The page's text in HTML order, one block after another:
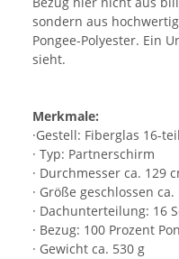
sondern aus
Pongee-Polyester. Ein
sieht.
Merkmale:
·Gestell: Fiberglas 16-
· Typ: Partnerschirm
· Durchmesser ca. 129
· Größe geschlossen ca.
· Dachunterteilung: 16
· Bezug: 100 Prozent
· Gewicht ca. 530 g